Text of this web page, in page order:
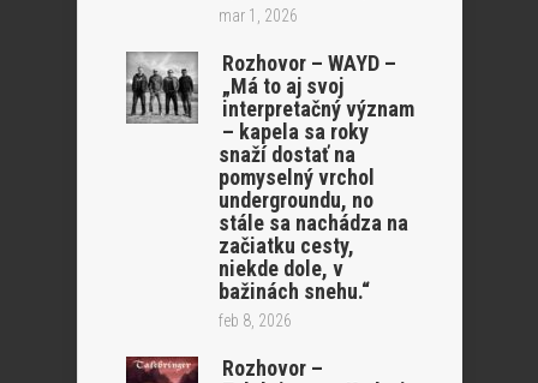
mar 1, 2026
Rozhovor – WAYD –
„Má to aj svoj
interpretačný význam
– kapela sa roky
snaží dostať na
pomyselný vrchol
undergroundu, no
stále sa nachádza na
začiatku cesty,
niekde dole, v
bažinách snehu.“
feb 8, 2026
Rozhovor –